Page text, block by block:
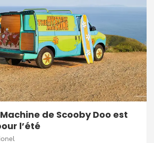
de Scooby Doo est
l’été